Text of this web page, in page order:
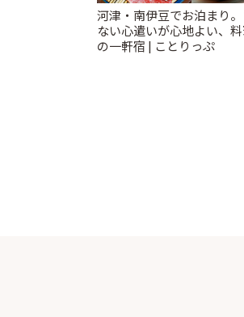
河津・南伊豆でお泊まり
ない心遣いが心地よい、
の一軒宿 | ことりっぷ